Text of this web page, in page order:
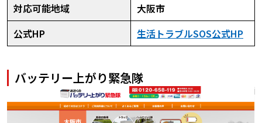
対応可能地域
大阪市
公式HP
生活トラブルSOS公式HP
バッテリー上がり緊急隊